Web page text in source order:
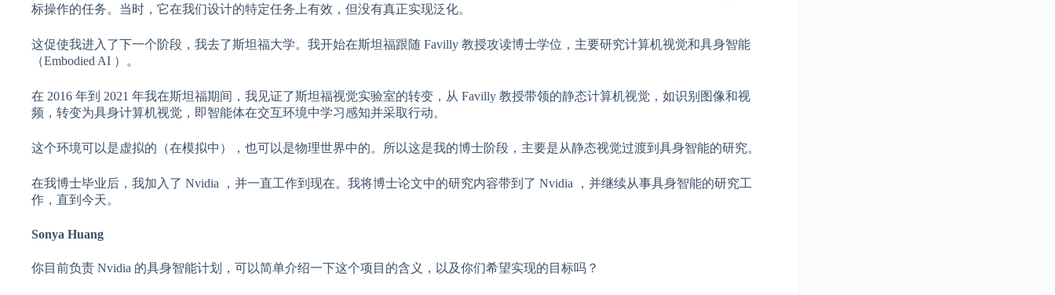
标操作的任务。当时，它在我们设计的特定任务上有效，但没有真正实现泛化。
这促使我进入了下一个阶段，我去了斯坦福大学。我开始在斯坦福跟随 Favilly 教授攻读博士学位，主要研究计算机视觉和具身智能
（Embodied AI ）。
在 2016 年到 2021 年我在斯坦福期间，我见证了斯坦福视觉实验室的转变，从 Favilly 教授带领的静态计算机视觉，如识别图像和视
频，转变为具身计算机视觉，即智能体在交互环境中学习感知并采取行动。
这个环境可以是虚拟的（在模拟中），也可以是物理世界中的。所以这是我的博士阶段，主要是从静态视觉过渡到具身智能的研究。
在我博士毕业后，我加入了 Nvidia ，并一直工作到现在。我将博士论文中的研究内容带到了 Nvidia ，并继续从事具身智能的研究工
作，直到今天。
Sonya Huang
你目前负责 Nvidia 的具身智能计划，可以简单介绍一下这个项目的含义，以及你们希望实现的目标吗？